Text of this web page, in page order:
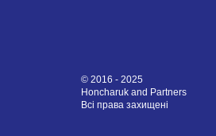
© 2016 - 2025
Honcharuk and Partners
Всі права захищені